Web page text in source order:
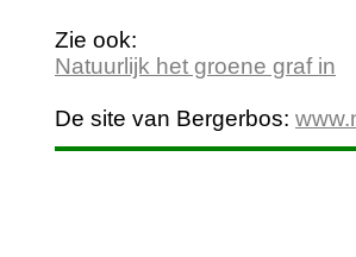
Zie ook:
Natuurlijk het groene graf in
De site van Bergerbos: